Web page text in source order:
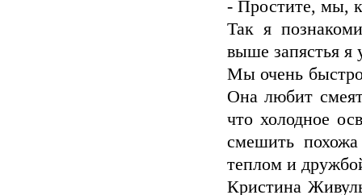
- Простите, мы,
Так я
выше запястья я
Мы очень
Она любит
что холодное
смешить
теплом и
Кристина